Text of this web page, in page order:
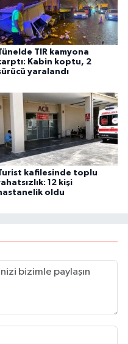
TIR kamyona
Kabin koptu, 2
yaralandı
kafilesinde toplu
12 kişi
oldu